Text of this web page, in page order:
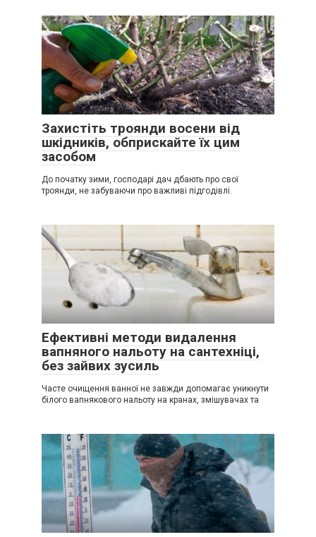
Захистіть троянди восени від
шкідників, обприскайте їх цим
засобом
До початку зими, господарі дач дбають про свої
троянди, не забуваючи про важливі підгодівлі.
Ефективні методи видалення
вапняного нальоту на сантехніці,
без зайвих зусиль
Часте очищення ванної не завжди допомагає уникнути
білого вапнякового нальоту на кранах, змішувачах та